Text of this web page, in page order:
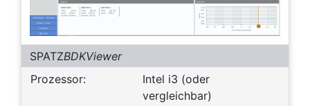
SPATZBDKViewer
Prozessor:
Intel i3 (oder
vergleichbar)